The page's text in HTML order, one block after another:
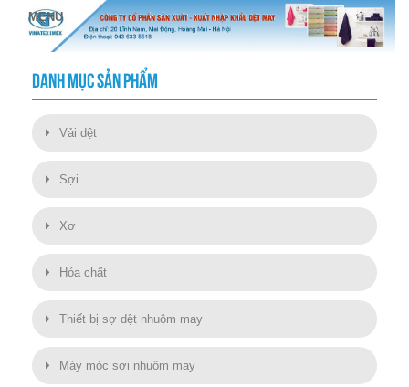
DANH MỤC SẢN PHẨM
Vải dệt
Sợi
Xơ
Hóa chất
Thiết bị sợ dệt nhuộm may
Máy móc sợi nhuộm may